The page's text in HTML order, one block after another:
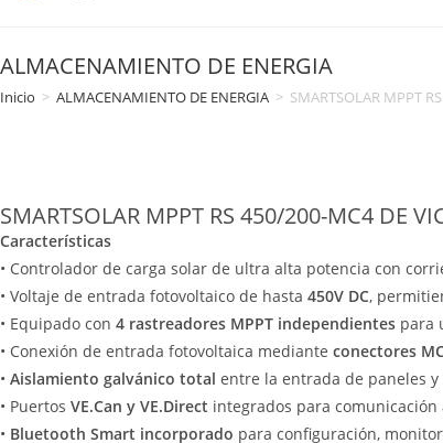
ALMACENAMIENTO DE ENERGIA
Inicio > ALMACENAMIENTO DE ENERGIA > SMARTSOLAR MPPT
SMARTSOLAR MPPT RS 450/200-MC4 DE
Características
• Controlador de carga solar de ultra alta potencia con
• Voltaje de entrada fotovoltaico de hasta 450V DC,
• Equipado con 4 rastreadores MPPT independientes para
• Conexión de entrada fotovoltaica mediante conectores
• Aislamiento galvánico total entre la entrada de paneles
• Puertos VE.Can y VE.Direct integrados para
• Bluetooth Smart incorporado para configuración,